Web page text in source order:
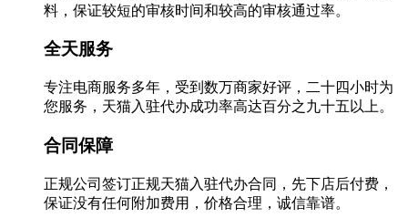
料，保证较短的审核时间和较高的审核通过率。
全天服务
专注电商服务多年，受到数万商家好评，二十四小时为
您服务，天猫入驻代办成功率高达百分之九十五以上。
合同保障
正规公司签订正规天猫入驻代办合同，先下店后付费，
保证没有任何附加费用，价格合理，诚信靠谱。